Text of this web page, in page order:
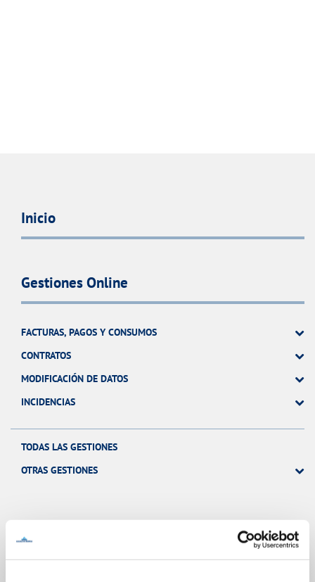
Inicio
Gestiones Online
FACTURAS, PAGOS Y CONSUMOS
CONTRATOS
MODIFICACIÓN DE DATOS
INCIDENCIAS
TODAS LAS GESTIONES
OTRAS GESTIONES